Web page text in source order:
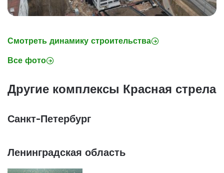
Смотреть динамику строительства
Все фото
Другие комплексы Красная стрела
Санкт-Петербург
Ленинградская область